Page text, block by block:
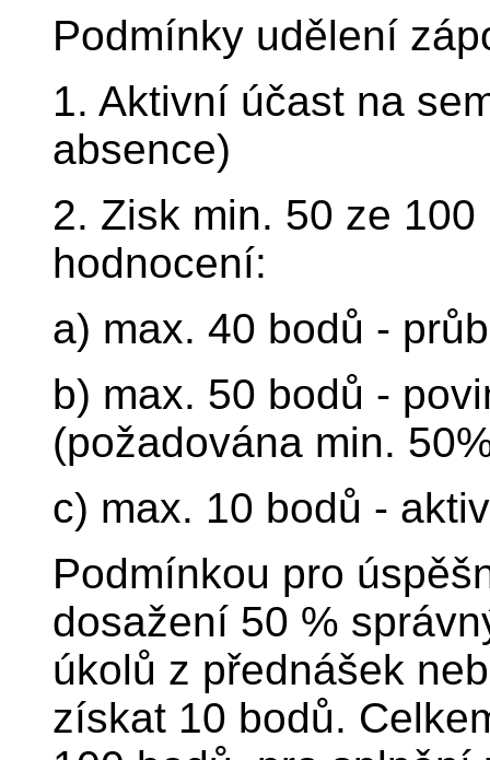
Podmínky udělení
1. Aktivní účast na
absence)
2. Zisk min. 50 ze
hodnocení:
a) max. 40 bodů -
b) max. 50 bodů -
(požadována min.
c) max. 10 bodů -
Podmínkou pro
dosažení 50 %
úkolů z přednášek
získat 10 bodů.